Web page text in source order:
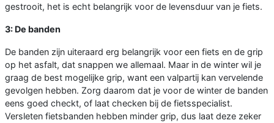
gestrooit, het is echt belangrijk voor de levensduur van je fiets.
3: De banden
De banden zijn uiteraard erg belangrijk voor een fiets en de grip
op het asfalt, dat snappen we allemaal. Maar in de winter wil je
graag de best mogelijke grip, want een valpartij kan vervelende
gevolgen hebben. Zorg daarom dat je voor de winter de banden
eens goed checkt, of laat checken bij de fietsspecialist.
Versleten fietsbanden hebben minder grip, dus laat deze zeker